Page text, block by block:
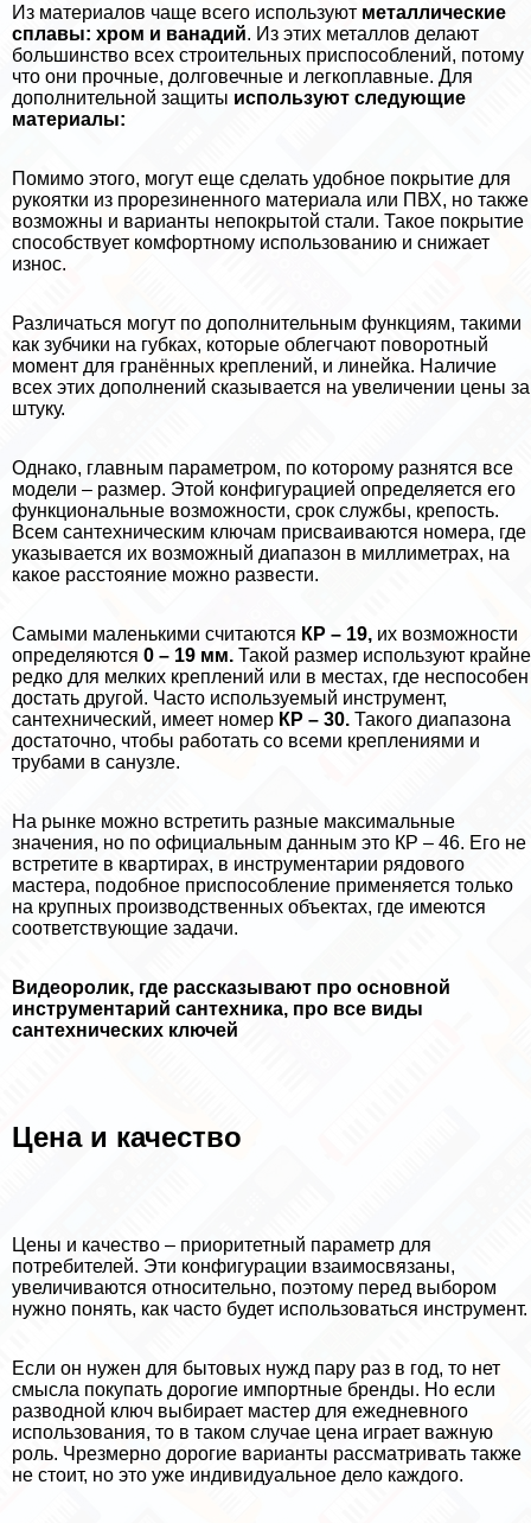
Из материалов чаще всего используют металлические
сплавы: хром и ванадий. Из этих металлов делают
большинство всех строительных приспособлений, потому
что они прочные, долговечные и легкоплавные. Для
дополнительной защиты используют следующие
материалы:
Помимо этого, могут еще сделать удобное покрытие для
рукоятки из прорезиненного материала или ПВХ, но также
возможны и варианты непокрытой стали. Такое покрытие
способствует комфортному использованию и снижает
износ.
Различаться могут по дополнительным функциям, такими
как зубчики на губках, которые облегчают поворотный
момент для гранённых креплений, и линейка. Наличие
всех этих дополнений сказывается на увеличении цены за
штуку.
Однако, главным параметром, по которому разнятся все
модели – размер. Этой конфигурацией определяется его
функциональные возможности, срок службы, крепость.
Всем сантехническим ключам присваиваются номера, где
указывается их возможный диапазон в миллиметрах, на
какое расстояние можно развести.
Самыми маленькими считаются КР – 19, их возможности
определяются 0 – 19 мм. Такой размер используют крайне
редко для мелких креплений или в местах, где неспособен
достать другой. Часто используемый инструмент,
сантехнический, имеет номер КР – 30. Такого диапазона
достаточно, чтобы работать со всеми креплениями и
трубами в санузле.
На рынке можно встретить разные максимальные
значения, но по официальным данным это КР – 46. Его не
встретите в квартирах, в инструментарии рядового
мастера, подобное приспособление применяется только
на крупных производственных объектах, где имеются
соответствующие задачи.
Видеоролик, где рассказывают про основной
инструментарий сантехника, про все виды
сантехнических ключей
Цена и качество
Цены и качество – приоритетный параметр для
потребителей. Эти конфигурации взаимосвязаны,
увеличиваются относительно, поэтому перед выбором
нужно понять, как часто будет использоваться инструмент.
Если он нужен для бытовых нужд пару раз в год, то нет
смысла покупать дорогие импортные бренды. Но если
разводной ключ выбирает мастер для ежедневного
использования, то в таком случае цена играет важную
роль. Чрезмерно дорогие варианты рассматривать также
не стоит, но это уже индивидуальное дело каждого.